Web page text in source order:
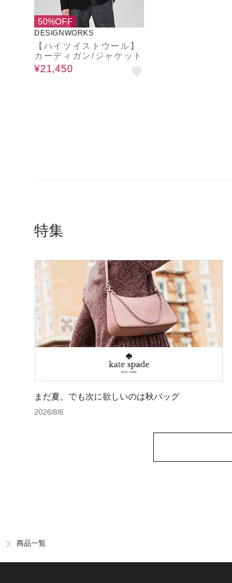
50%OFF
DESIGNWORKS
【ハイツイストウール】
カーディガン/ジャケット
¥21,450
特集
まだ夏。でも次に欲しいのは秋バッグ
2026/8/6
商品一覧